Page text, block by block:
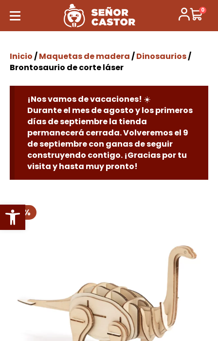
Abrir barra de herramientas
0
Inicio/Maquetas de madera/Dinosaurios/
Brontosaurio de corte láser
¡Nos vamos de vacaciones! ☀️
Durante el mes de agosto y los primeros
días de septiembre la tienda
permanecerá cerrada. Volveremos el 9
de septiembre con ganas de seguir
construyendo contigo. ¡Gracias por tu
visita y hasta muy pronto!
41 %